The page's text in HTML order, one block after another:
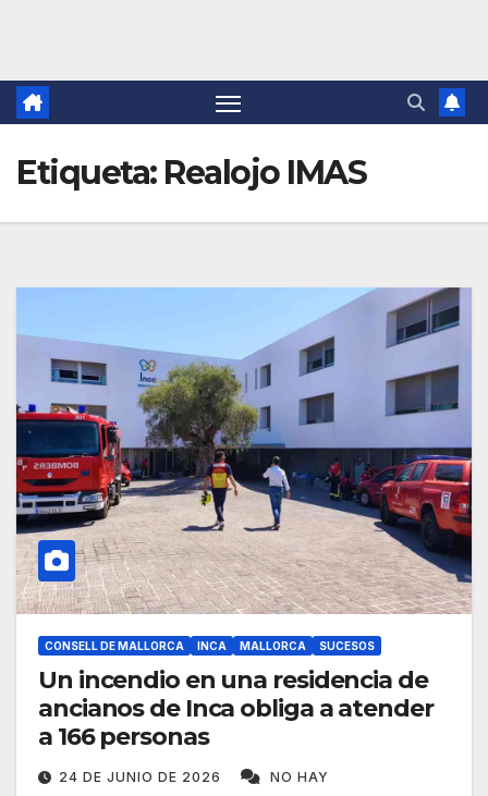
Etiqueta: Realojo IMAS
CONSELL DE MALLORCA INCA MALLORCA SUCESOS
Un incendio en una residencia de
ancianos de Inca obliga a atender
a 166 personas
24 DE JUNIO DE 2026
NO HAY